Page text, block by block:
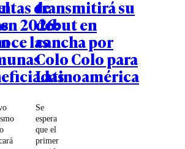
de
2026:
las
transmitirá su
debut en
cancha por
Colo Colo para
Latinoamérica
Se
espera
que el
primer